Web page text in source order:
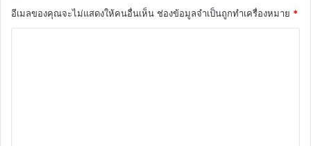
อีเมลของคุณจะไม่แสดงให้คนอื่นเห็น ช่องข้อมูลจำเป็นถูกทำเครื่องหมาย *